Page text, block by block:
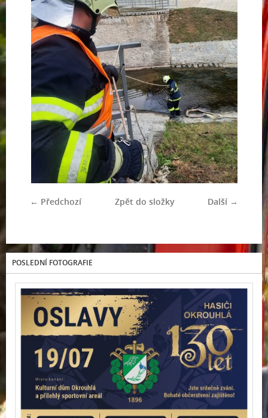
← Předchozí Další →
Zpět do složky
POSLEDNÍ FOTOGRAFIE